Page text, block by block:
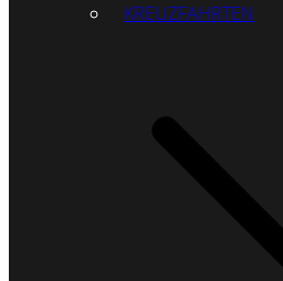
KREUZFAHRTEN